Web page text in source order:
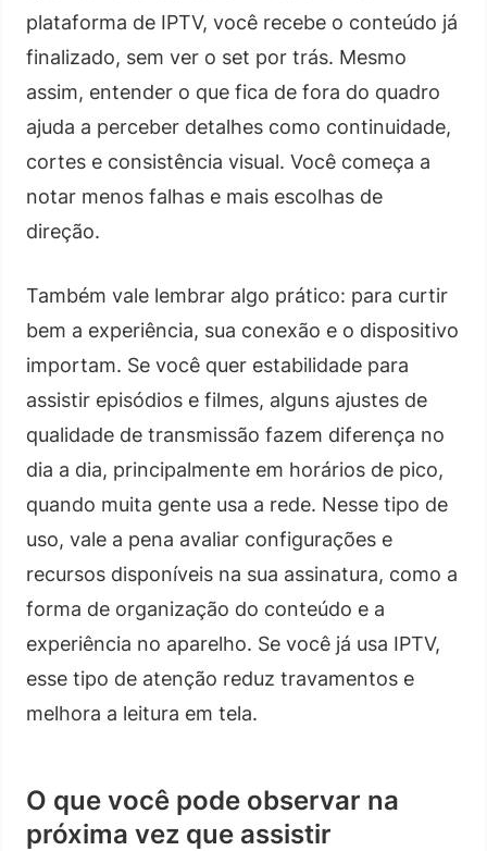
plataforma de IPTV, você recebe o conteúdo já
finalizado, sem ver o set por trás. Mesmo
assim, entender o que fica de fora do quadro
ajuda a perceber detalhes como continuidade,
cortes e consistência visual. Você começa a
notar menos falhas e mais escolhas de
direção.
Também vale lembrar algo prático: para curtir
bem a experiência, sua conexão e o dispositivo
importam. Se você quer estabilidade para
assistir episódios e filmes, alguns ajustes de
qualidade de transmissão fazem diferença no
dia a dia, principalmente em horários de pico,
quando muita gente usa a rede. Nesse tipo de
uso, vale a pena avaliar configurações e
recursos disponíveis na sua assinatura, como a
forma de organização do conteúdo e a
experiência no aparelho. Se você já usa IPTV,
esse tipo de atenção reduz travamentos e
melhora a leitura em tela.
O que você pode observar na
próxima vez que assistir